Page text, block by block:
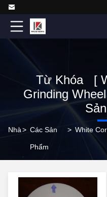
Từ Khóa [
Grinding
Nhà> Các Sản
Phẩm
>